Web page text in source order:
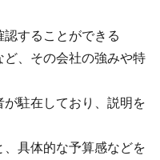
することができる
、その会社の強みや特
駐在しており、説明を
具体的な予算感などを